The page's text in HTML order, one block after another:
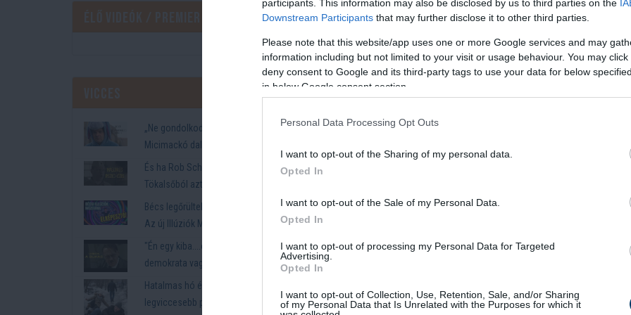
participants. This information may also be disclosed by us to third parties on the
Downstream Participants that may further disclose it to other third parties.
Please note that this website/app uses one or more Google services and may
information including but not limited to your visit or usage behaviour. You may
deny consent to Google and its third-party tags to use your data for below
in below Google consent section.
Personal Data Processing Opt Outs
I want to opt-out of the Sharing of my personal data.
Opted In
I want to opt-out of the Sale of my Personal Data.
Opted In
I want to opt-out of processing my Personal Data for Targeted
Advertising.
Opted In
I want to opt-out of Collection, Use, Retention, Sale, and/or Sharing
of my Personal Data that Is Unrelated with the Purposes for which it
„Ne gondolkodj annyit!” –
Micimackó dallamára
faragott kíméletlen
politikai szatírát Bruti
És ha Rob Schneider. a
Tökalsőból azt mondja,
az komoly! Háborús
pszichózis és a
Petinél
Bécs legőrültebb helye?
Az új Illúziók Múzeuma
mindenkit összezavar
"Én egy kiba....ott fiatal
demokrata vagyok" -
Válság meeting a
Karmelitában, ahogy
Hatalmas hó és jég: a tél
legviccesebb pillanatai
Bulvár
Kiszárad Magyarország: a
hőguta
35 éve generációkat hoz
Völgye – megvan a 2027-
20 magyar utazós dal,
olcsó ruhái mögött
Gazdaság
szolgáltatásokra
szüksége egy
Döbbenetes
Koreából
Titkos kapuk és
Halálos fenyegetés